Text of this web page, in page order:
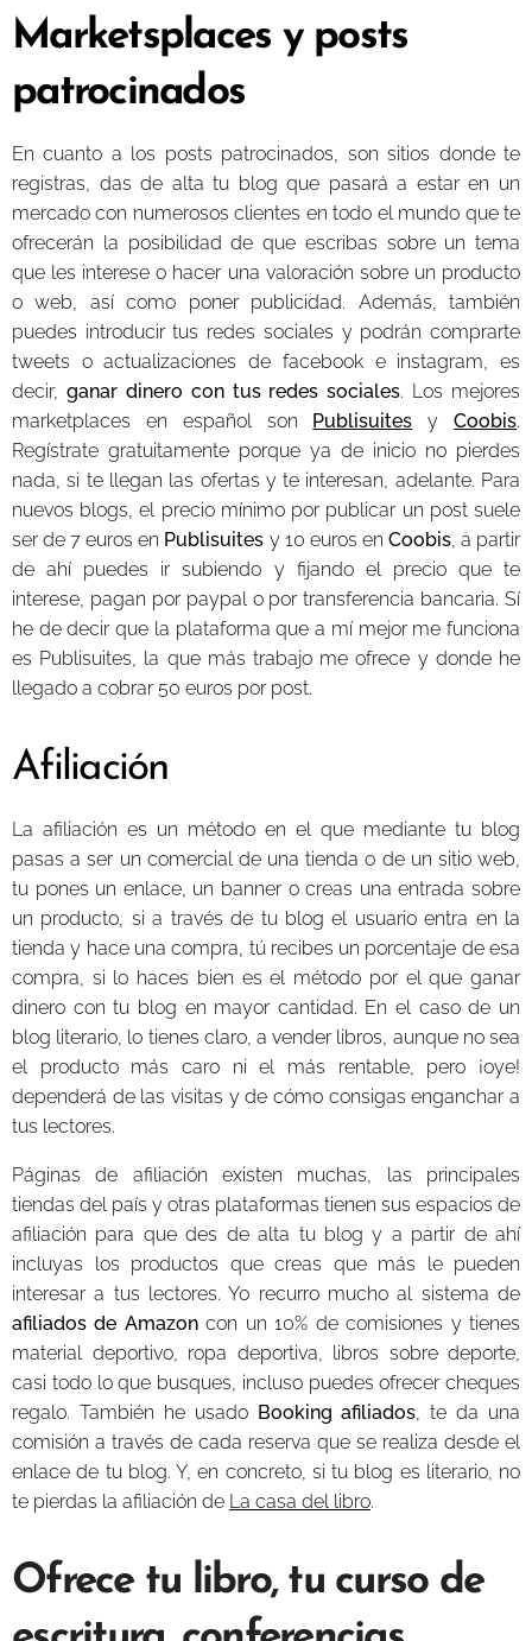
Marketsplaces y posts
patrocinados
En cuanto a los posts patrocinados, son sitios donde te
registras, das de alta tu blog que pasará a estar en un
mercado con numerosos clientes en todo el mundo que te
ofrecerán la posibilidad de que escribas sobre un tema
que les interese o hacer una valoración sobre un producto
o web, así como poner publicidad. Además, también
puedes introducir tus redes sociales y podrán comprarte
tweets o actualizaciones de facebook e instagram, es
decir, ganar dinero con tus redes sociales. Los mejores
marketplaces en español son Publisuites yCoobis.
Regístrate gratuitamente porque ya de inicio no pierdes
nada, si te llegan las ofertas y te interesan, adelante. Para
nuevos blogs, el precio mínimo por publicar un post suele
ser de 7 euros en Publisuites y 10 euros en Coobis, a partir
de ahí puedes ir subiendo y fijando el precio que te
interese, pagan por paypal o por transferencia bancaria. Sí
he de decir que la plataforma que a mí mejor me funciona
es Publisuites, la que más trabajo me ofrece y donde he
llegado a cobrar 50 euros por post.
Afiliación
La afiliación es un método en el que mediante tu blog
pasas a ser un comercial de una tienda o de un sitio web,
tu pones un enlace, un banner o creas una entrada sobre
un producto, si a través de tu blog el usuario entra en la
tienda y hace una compra, tú recibes un porcentaje de esa
compra, si lo haces bien es el método por el que ganar
dinero con tu blog en mayor cantidad. En el caso de un
blog literario, lo tienes claro, a vender libros, aunque no sea
el producto más caro ni el más rentable, pero ¡oye!
dependerá de las visitas y de cómo consigas enganchar a
tus lectores.
Páginas de afiliación existen muchas, las principales
tiendas del país y otras plataformas tienen sus espacios de
afiliación para que des de alta tu blog y a partir de ahí
incluyas los productos que creas que más le pueden
interesar a tus lectores. Yo recurro mucho al sistema de
afiliados de Amazoncon un 10% de comisiones y tienes
material deportivo, ropa deportiva, libros sobre deporte,
casi todo lo que busques, incluso puedes ofrecer cheques
regalo. También he usado Booking afiliados, te da una
comisión a través de cada reserva que se realiza desde el
enlace de tu blog. Y, en concreto, si tu blog es literario, no
te pierdas la afiliación de La casa del libro.
Ofrece tu libro, tu curso de